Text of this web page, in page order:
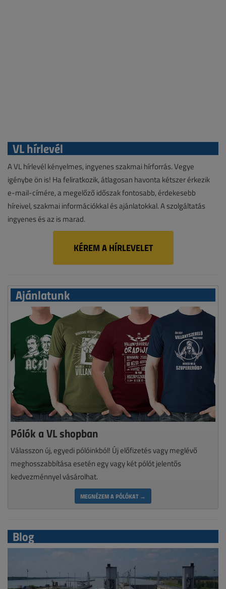
VL hírlevél
A VL hírlevél kényelmes, ingyenes szakmai hírforrás. Vegye
igénybe ön is! Ha feliratkozik, átlagosan havonta kétszer érkezik
e-mail-címére, a megelőző időszak fontosabb, érdekesebb
híreivel, szakmai információkkal és ajánlatokkal. A szolgáltatás
ingyenes és az is marad.
KÉREM A HÍRLEVELET
Ajánlatunk
Pólók a VL shopban
Válasszon új, egyedi pólóinkból! Új előfizetés vagy meglévő
meghosszabbítása esetén egy vagy két pólót jelentős
kedvezménnyel vásárolhat.
MEGNÉZEM A PÓLÓKAT →
Blog